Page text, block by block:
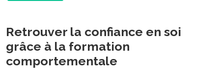
Retrouver la confiance en soi
grâce à la formation
comportementale